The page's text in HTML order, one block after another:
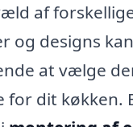
af
og designs
at vælge
dit køkken.